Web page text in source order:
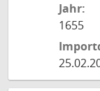
Jahr:
1655